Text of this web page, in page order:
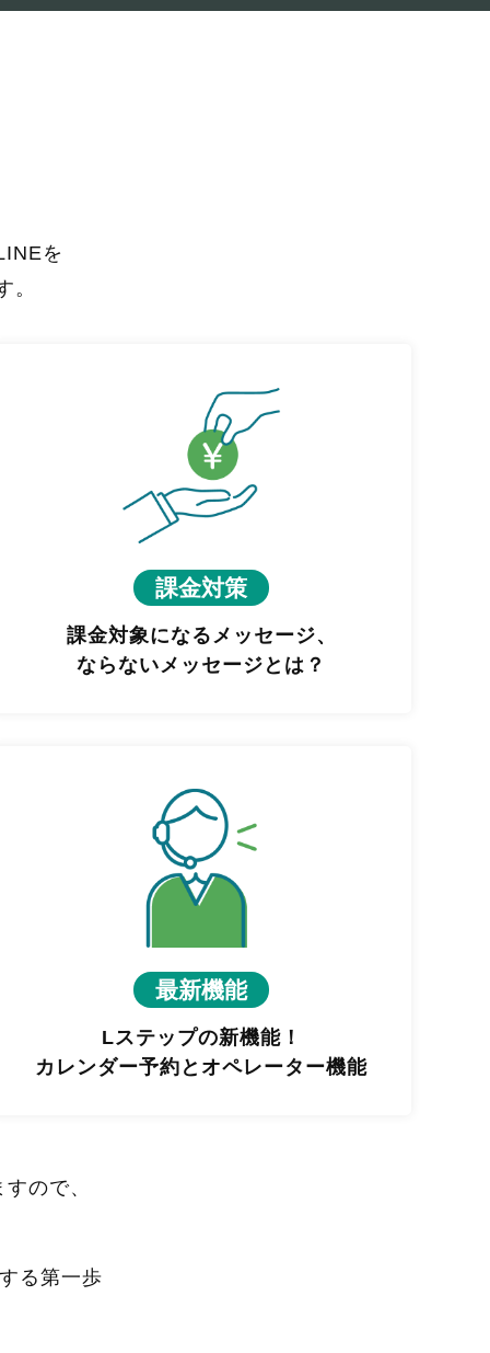
を
。
課金対策
課金対象になるメッセージ、
ならないメッセージとは？
最新機能
Lステップの新機能！
カレンダー予約とオペレーター機能
ので、
る第一歩